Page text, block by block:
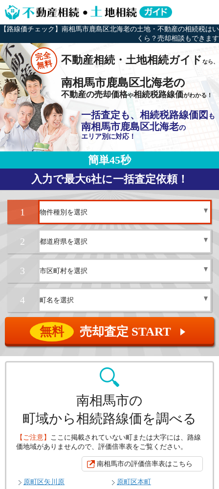
【路線価チェック】南相馬市鹿島区北海老の土地・不動産の相続税はい
くら？売却相談もできます
完全
無料 不動産相続・土地相続ガイドなら、
南相馬市鹿島区北海老の
不動産の売却価格や相続税路線価がわかる！
一括査定も、相続税路線価図 も
南相馬市鹿島区北海老の
エリア別に対応！
簡単45秒
入力で最大6社に一括査定依頼！
1
2
3
4
無料 売却査定 START ▲
南相馬市の
町域から相続路線価を調べる
【ご注意】 ここに掲載されていない町または大字には、路線
価地域がありませんので、評価倍率表をご覧ください。
南相馬市の評価倍率表はこちら
原町区矢川原
原町区本町